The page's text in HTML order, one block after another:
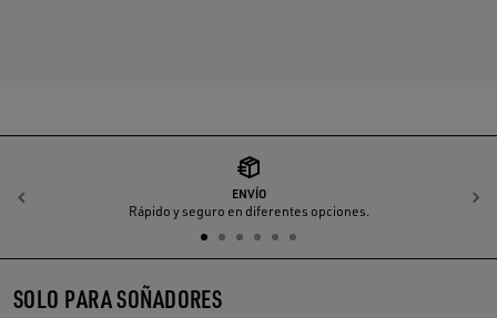
ENVÍO
Rápido y seguro en diferentes opciones.
Anterior
SOLO PARA SOÑADORES